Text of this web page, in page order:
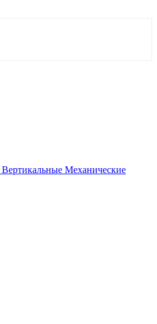
Вертикальные Механические